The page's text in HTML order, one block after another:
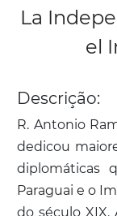
La
el
Descrição:
R. Antonio
dedicou
diplomáticas
Paraguai e o
do século